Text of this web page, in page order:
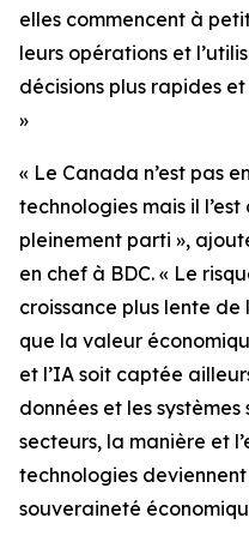
elles commencent à
leurs opérations et
décisions plus rapides
»
« Le Canada n’est pas
technologies mais il
pleinement parti »,
en chef à BDC. « Le
croissance plus lente
que la valeur
et l’IA soit captée
données et les
secteurs, la manière et
technologies
souveraineté